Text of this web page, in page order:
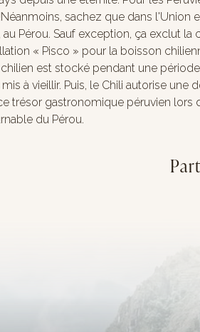
sachez que dans
Pérou. Sauf exception, ça exclut
« Pisco » pour la boisson
chilien est stocké pendant une
à vieillir. Puis, le Chili autorise une
trésor gastronomique péruvien lors
du Pérou.